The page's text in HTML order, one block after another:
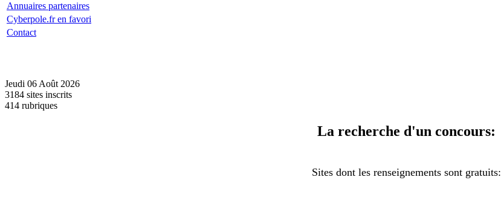
Annuaires partenaires
Cyberpole.fr en favori
Contact
Jeudi 06 Août 2026
3184 sites inscrits
414 rubriques
La recherche d'un concours:
Sites dont les renseignements sont gratuits: